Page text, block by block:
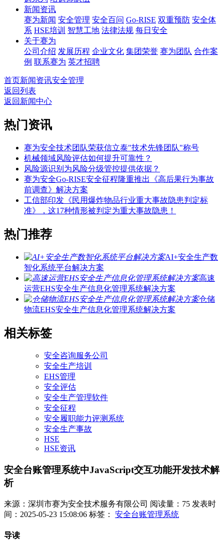
新闻资讯
赛为新闻 安全管理 安全百问 Go-RISE 双重预防 安全体
系 HSE培训 智慧工地 法律法规 每日安全
关于赛为
公司介绍 发展历程 企业文化 集团荣誉 赛为团队 合作案
例 联系赛为 英才招聘
首页新闻资讯安全管理
返回列表
返回新闻中心
热门资讯
赛为安全技术团队荣获信立泰"技术先锋团队"称号
机械领域风险评估如何提升可靠性？
风险源识别为风险分级管控提供依据？
赛为安全Go-RISE安全征程隆重推出《高后果行为事故
前调查》解决方案
工信部印发《民用爆炸物品行业重大事故隐患判定标
准》，这17种情形被判定为重大事故隐患！
热门推荐
AI+安全生产数
智化系统平台解决方案
高速
运营EHS安全生产信息化管理系统解决方案
仓储
物流EHS安全生产信息化管理系统解决方案
相关标签
安全咨询服务公司
安全生产培训
EHS管理
安全评估
安全生产管理软件
安全征程
安全履职能力评测系统
安全生产事故
HSE
HSE资讯
安全台账管理系统中JavaScript交互功能开发技术解
析
来源：深圳市赛为安全技术服务有限公司 阅读量：75 发表时
间：2025-05-23 15:08:06 标签： 安全台账管理系统
导读